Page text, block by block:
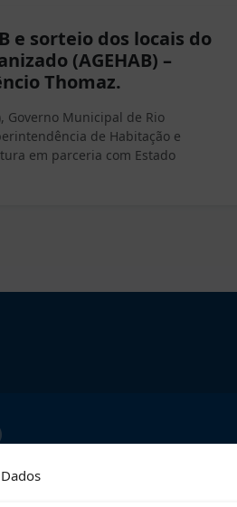
e sorteio dos locais do
(AGEHAB) –
Thomaz.
Governo Municipal de Rio
de Habitação e
em parceria com Estado